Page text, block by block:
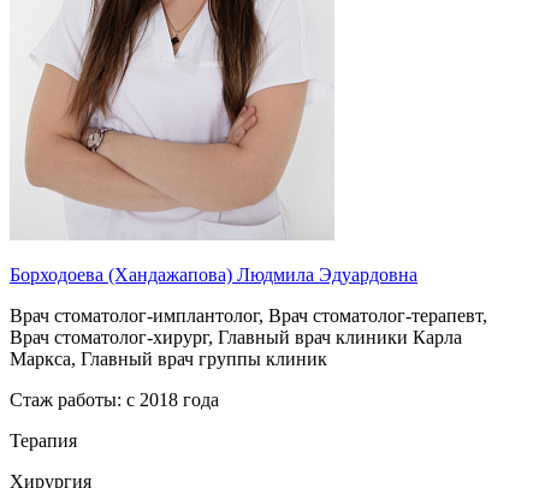
Борходоева (Хандажапова) Людмила Эдуардовна
Врач стоматолог-имплантолог, Врач стоматолог-терапевт,
Врач стоматолог-хирург, Главный врач клиники Карла
Маркса, Главный врач группы клиник
Стаж работы: с 2018 года
Терапия
Хирургия